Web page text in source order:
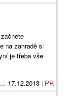
na zahradě si
je třeba vše
17.12.2013 | PR